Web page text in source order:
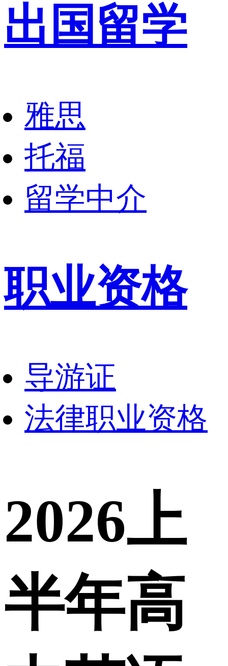
出国留学
雅思
托福
留学中介
职业资格
导游证
法律职业资格
2026上
半年高